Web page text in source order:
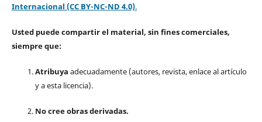
Internacional (CC BY-NC-ND 4.0).
Usted puede compartir el material, sin fines comerciales,
siempre que:
Atribuya adecuadamente (autores, revista, enlace al artículo
y a esta licencia).
No cree obras derivadas.